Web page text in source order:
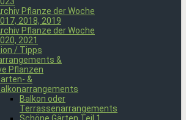
Pflanze der Woche
2018, 2019
Pflanze der Woche
2021
/ Tipps
&
Pflanzen
&
Balkon oder
Terrassenarrangements